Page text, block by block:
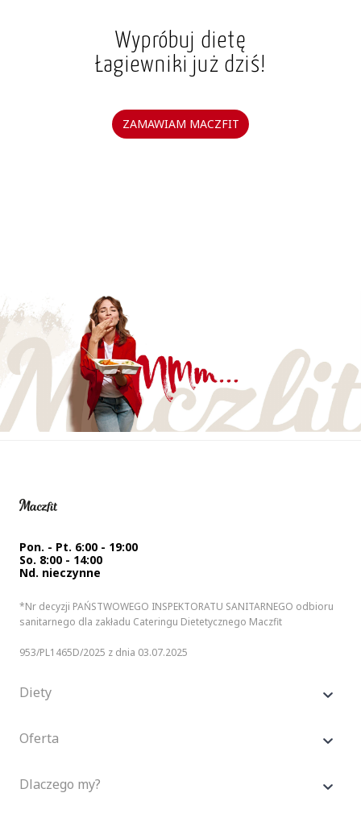
Wypróbuj dietę
Łagiewniki już dziś!
ZAMAWIAM MACZFIT
Pon. - Pt. 6:00 - 19:00
So. 8:00 - 14:00
Nd. nieczynne
*Nr decyzji PAŃSTWOWEGO INSPEKTORATU SANITARNEGO odbioru
sanitarnego dla zakładu Cateringu Dietetycznego Maczfit
953/PL1465D/2025 z dnia 03.07.2025
Diety
Oferta
Dlaczego my?